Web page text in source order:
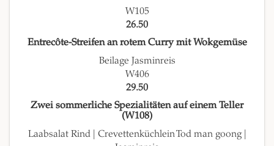
W105
26.50
Entrecôte-Streifen an rotem Curry mit Wokgemüse
Beilage Jasminreis
W406
29.50
Zwei sommerliche Spezialitäten auf einem Teller
(W108)
Laabsalat Rind | Crevettenküchlein Tod man goong |